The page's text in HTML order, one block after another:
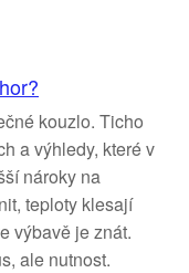
kouzlo. Ticho
a výhledy, které v
nároky na
teploty klesají
výbavě je znát.
ale nutnost.